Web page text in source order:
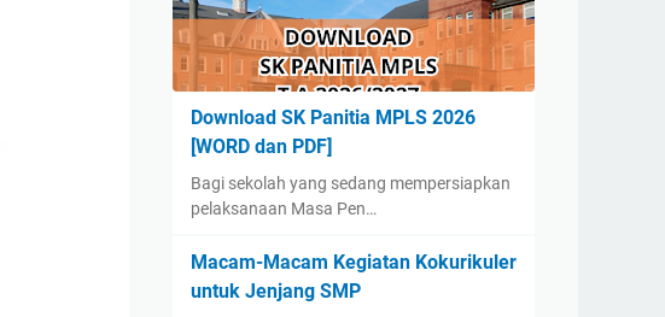
Download SK Panitia MPLS 2026
[WORD dan PDF]
Bagi sekolah yang sedang mempersiapkan
pelaksanaan Masa Pen…
Macam-Macam Kegiatan Kokurikuler
untuk Jenjang SMP